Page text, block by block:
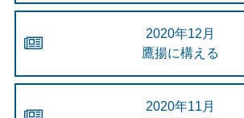
2020年12月
鷹揚に構える
2020年11月